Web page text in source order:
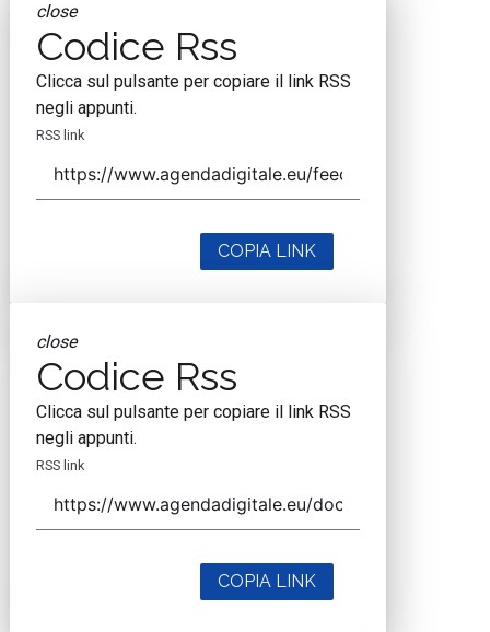
close
Codice Rss
Clicca sul pulsante per copiare il link RSS
negli appunti.
RSS link
COPIA LINK
close
Codice Rss
Clicca sul pulsante per copiare il link RSS
negli appunti.
RSS link
COPIA LINK